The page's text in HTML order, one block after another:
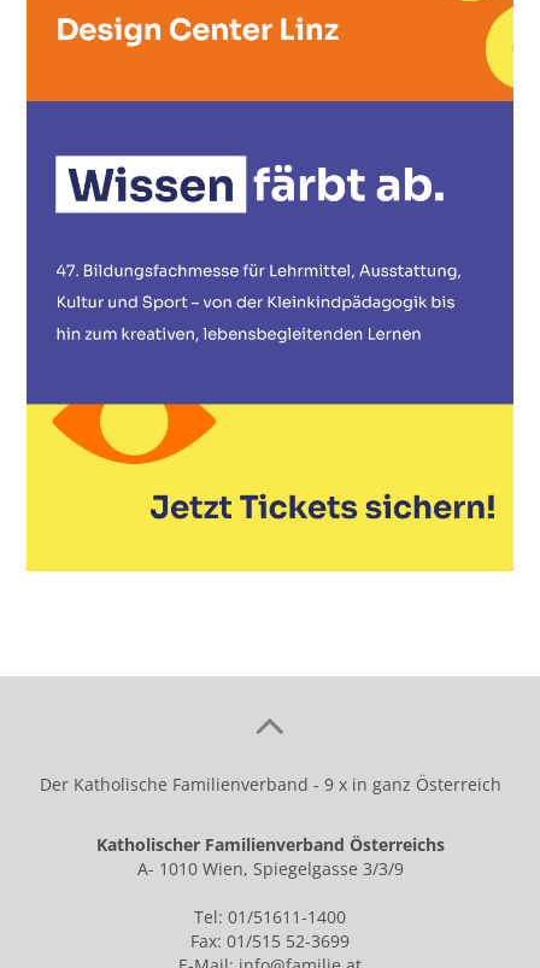
Der Katholische Familienverband - 9 x in ganz Österreich
Katholischer Familienverband Österreichs
A- 1010 Wien, Spiegelgasse 3/3/9
Tel: 01/51611-1400
Fax: 01/515 52-3699